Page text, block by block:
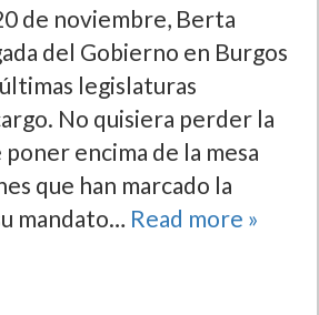
de noviembre, Berta
del Gobierno en Burgos
legislaturas
No quisiera perder la
encima de la mesa
que han marcado la
mandato… Read more »